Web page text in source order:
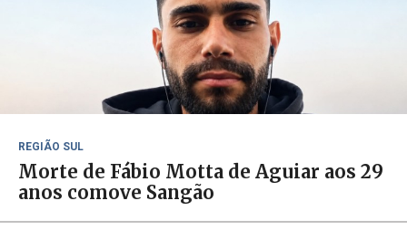
REGIÃO SUL
Morte de Fábio Motta de Aguiar aos 29
anos comove Sangão